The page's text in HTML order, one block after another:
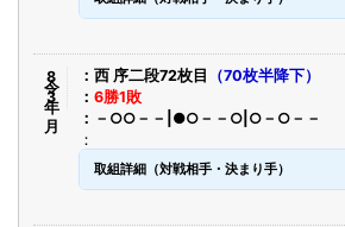
令8年3月 西 序二段72枚目
（70枚半降下）
6勝1敗
－○○－－|●○－－○|○－○－－
取組詳細（対戦相手・決まり手）